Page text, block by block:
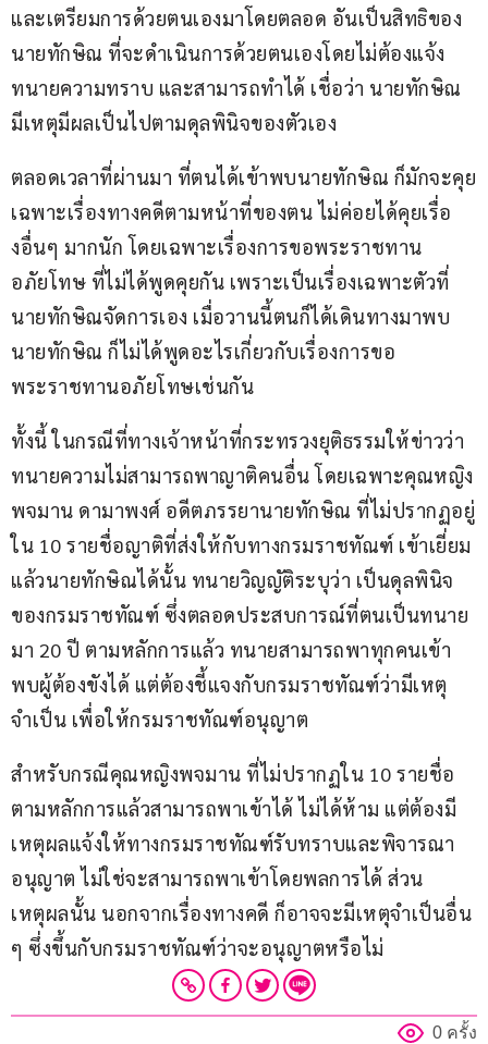
และเตรียมการด้วยตนเองมาโดยตลอด อันเป็นสิทธิของ
นายทักษิณ ที่จะดำเนินการด้วยตนเองโดยไม่ต้องแจ้ง
ทนายความทราบ และสามารถทำได้ เชื่อว่า นายทักษิณ
มีเหตุมีผลเป็นไปตามดุลพินิจของตัวเอง
ตลอดเวลาที่ผ่านมา ที่ตนได้เข้าพบนายทักษิณ ก็มักจะคุย
เฉพาะเรื่องทางคดีตามหน้าที่ของตน ไม่ค่อยได้คุยเรื่อ
งอื่นๆ มากนัก โดยเฉพาะเรื่องการขอพระราชทาน
อภัยโทษ ที่ไม่ได้พูดคุยกัน เพราะเป็นเรื่องเฉพาะตัวที่
นายทักษิณจัดการเอง เมื่อวานนี้ตนก็ได้เดินทางมาพบ
นายทักษิณ ก็ไม่ได้พูดอะไรเกี่ยวกับเรื่องการขอ
พระราชทานอภัยโทษเช่นกัน
ทั้งนี้ ในกรณีที่ทางเจ้าหน้าที่กระทรวงยุติธรรมให้ข่าวว่า
ทนายความไม่สามารถพาญาติคนอื่น โดยเฉพาะคุณหญิง
พจมาน ดามาพงศ์ อดีตภรรยานายทักษิณ ที่ไม่ปรากฏอยู่
ใน 10 รายชื่อญาติที่ส่งให้กับทางกรมราชทัณฑ์ เข้าเยี่ยม
แล้วนายทักษิณได้นั้น ทนายวิญญัติระบุว่า เป็นดุลพินิจ
ของกรมราชทัณฑ์ ซึ่งตลอดประสบการณ์ที่ตนเป็นทนาย
มา 20 ปี ตามหลักการแล้ว ทนายสามารถพาทุกคนเข้า
พบผู้ต้องขังได้ แต่ต้องชี้แจงกับกรมราชทัณฑ์ว่ามีเหตุ
จำเป็น เพื่อให้กรมราชทัณฑ์อนุญาต
สำหรับกรณีคุณหญิงพจมาน ที่ไม่ปรากฏใน 10 รายชื่อ
ตามหลักการแล้วสามารถพาเข้าได้ ไม่ได้ห้าม แต่ต้องมี
เหตุผลแจ้งให้ทางกรมราชทัณฑ์รับทราบและพิจารณา
อนุญาต ไม่ใช่จะสามารถพาเข้าโดยพลการได้ ส่วน
เหตุผลนั้น นอกจากเรื่องทางคดี ก็อาจจะมีเหตุจำเป็นอื่น
ๆ ซึ่งขึ้นกับกรมราชทัณฑ์ว่าจะอนุญาตหรือไม่
0 ครั้ง